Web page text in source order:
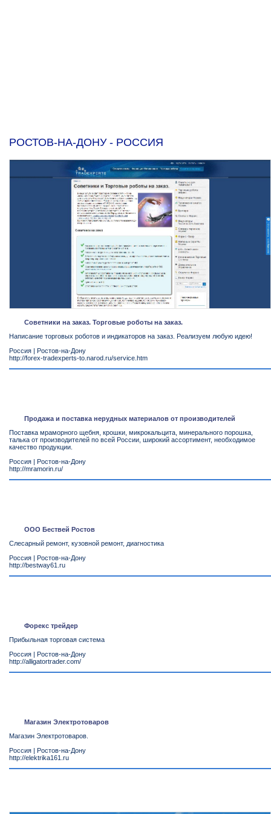
РОСТОВ-НА-ДОНУ - РОССИЯ
Советники на заказ. Торговые роботы на заказ.
Написание торговых роботов и индикаторов на заказ. Реализуем любую идею!
Россия | Ростов-на-Дону
http://forex-tradexperts-to.narod.ru/service.htm
Продажа и поставка нерудных материалов от производителей
Поставка мраморного щебня, крошки, микрокальцита, минерального порошка,
талька от производителей по всей России, широкий ассортимент, необходимое
качество продукции.
Россия | Ростов-на-Дону
http://mramorin.ru/
ООО Бествей Ростов
Слесарный ремонт, кузовной ремонт, диагностика
Россия | Ростов-на-Дону
http://bestway61.ru
Форекс трейдер
Прибыльная торговая система
Россия | Ростов-на-Дону
http://alligatortrader.com/
Магазин Электротоваров
Магазин Электротоваров.
Россия | Ростов-на-Дону
http://elektrika161.ru